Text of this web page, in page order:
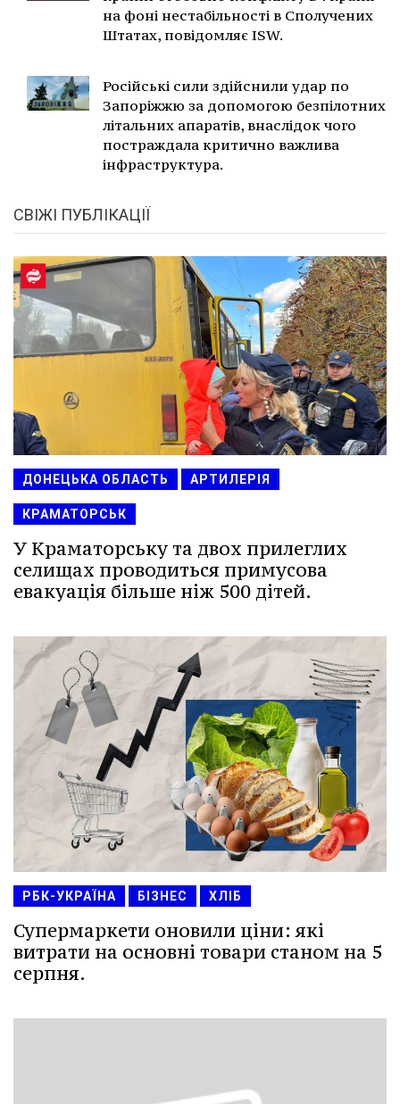
на фоні нестабільності в Сполучених
Штатах, повідомляє ISW.
Російські сили здійснили удар по
Запоріжжю за допомогою безпілотних
літальних апаратів, внаслідок чого
постраждала критично важлива
інфраструктура.
СВІЖІ ПУБЛІКАЦІЇ
ДОНЕЦЬКА ОБЛАСТЬ АРТИЛЕРІЯ
КРАМАТОРСЬК
У Краматорську та двох прилеглих
селищах проводиться примусова
евакуація більше ніж 500 дітей.
РБК-УКРАЇНА БІЗНЕС ХЛІБ
Супермаркети оновили ціни: які
витрати на основні товари станом на 5
серпня.